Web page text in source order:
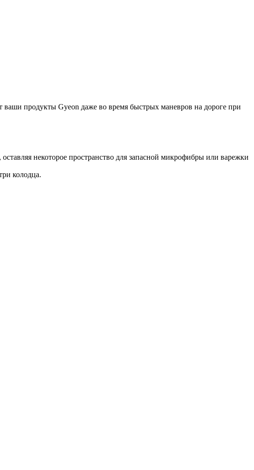
продукты Gyeon даже во время быстрых маневров на дороге при
некоторое пространство для запасной микрофибры или варежки
колодца.